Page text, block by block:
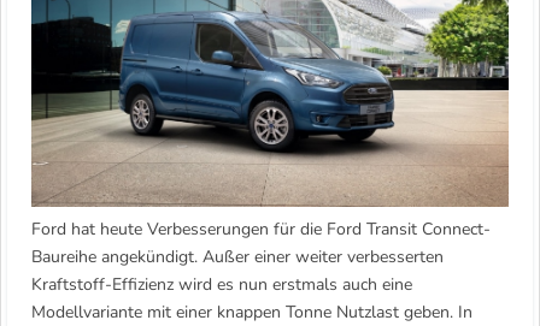
m
t
e
Ford hat heute Verbesserungen für die Ford Transit Connect-
Baureihe angekündigt. Außer einer weiter verbesserten
Kraftstoff-Effizienz wird es nun erstmals auch eine
Modellvariante mit einer knappen Tonne Nutzlast geben. In